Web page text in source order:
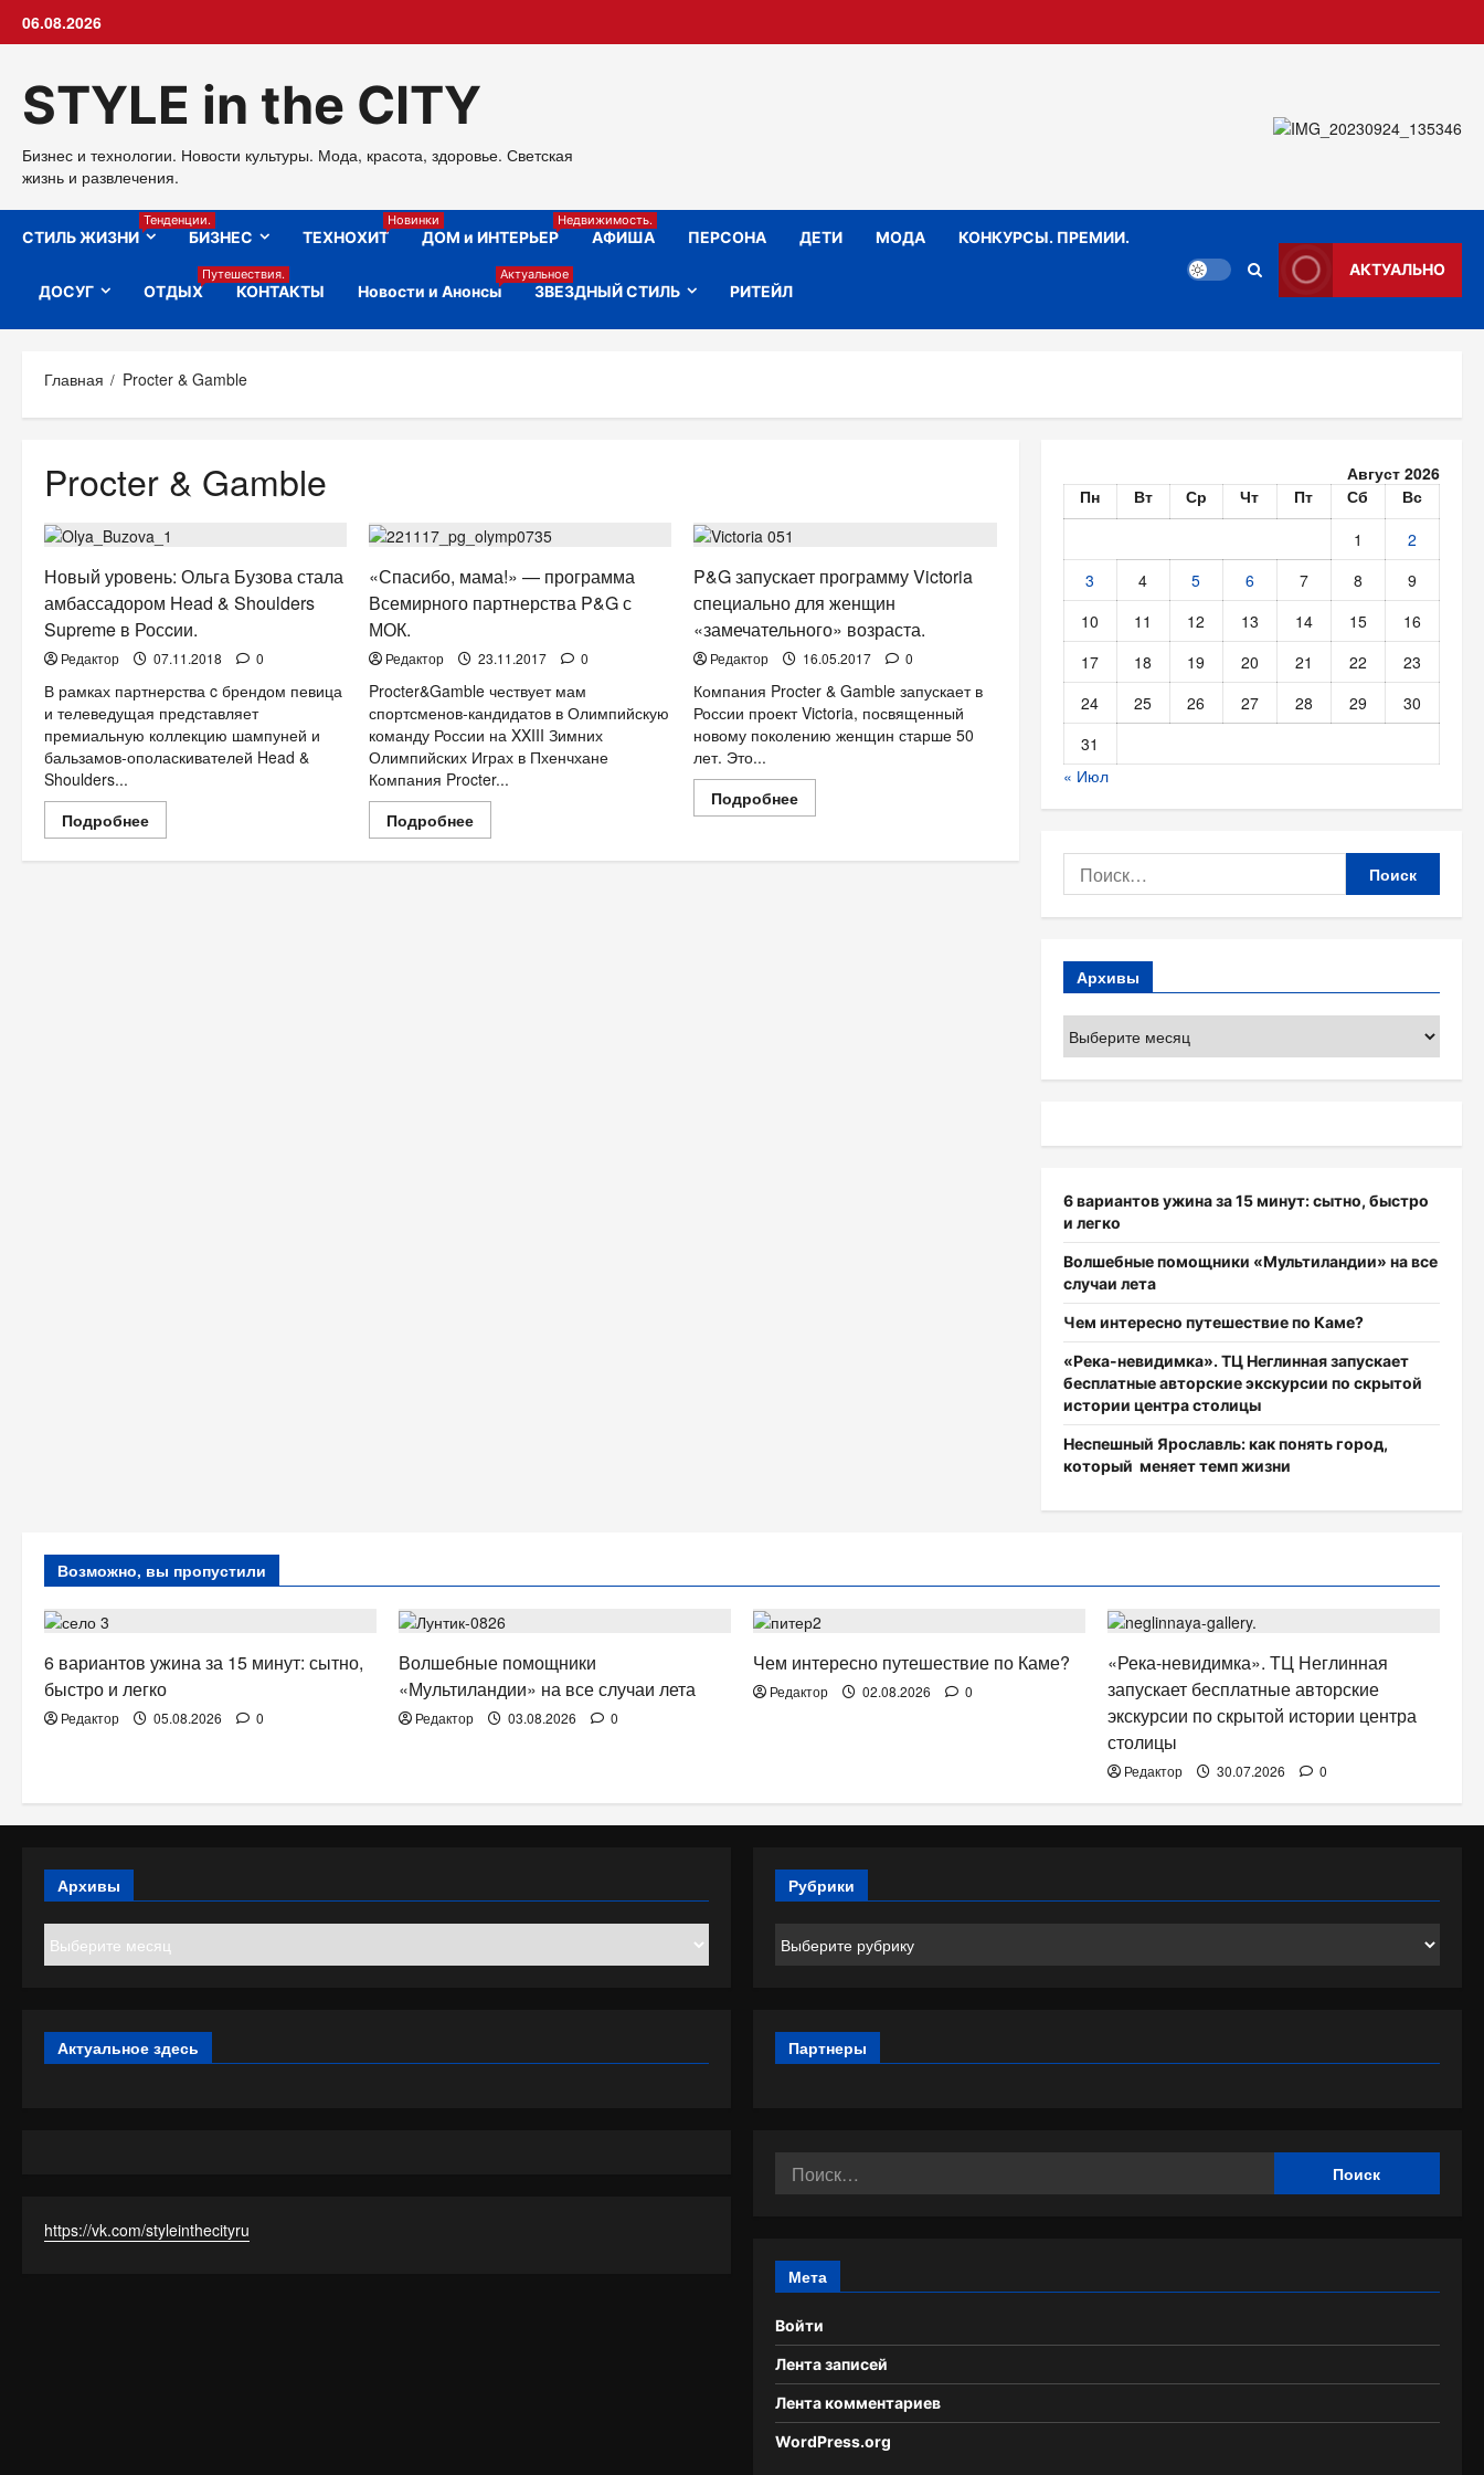
06.08.2026
STYLE in the CITY
Бизнес и технологии. Новости культуры. Мода, красота, здоровье. Светская
жизнь и развлечения.
СТИЛЬ ЖИЗНИ
Тенденции.
БИЗНЕС ТЕХНОХИТ
Новинки
ДОМ и ИНТЕРЬЕР
Недвижимость.
АФИША ПЕРСОНА ДЕТИ МОДА КОНКУРСЫ. ПРЕМИИ.
ДОСУГ ОТДЫХ
Путешествия.
КОНТАКТЫ Новости и Анонсы
Актуальное
ЗВЕЗДНЫЙ СТИЛЬ РИТЕЙЛ
АКТУАЛЬНО
Главная Procter & Gamble
Procter & Gamble
Новый уровень: Ольга Бузова стала
амбассадором Head & Shoulders
Supreme в Росcии.
Редактор 07.11.2018 0
В рамках партнерства c брендом певица
и телеведущая представляет
премиальную коллекцию шампуней и
бальзамов-ополаскивателей Head &
Shoulders...
ПодробнееПрочитать
больше
Новый
«Спасибо, мама!» — программа
Всемирного партнерства P&G с
МОК.
Редактор 23.11.2017 0
Procter&Gamble чествует мам
спортсменов-кандидатов в Олимпийскую
команду России на XXIII Зимних
Олимпийских Играх в Пхенчхане
Компания Procter...
ПодробнееПрочитать
больше
«Спасибо,
P&G запускает программу Victoria
специально для женщин
«замечательного» возраста.
Редактор 16.05.2017 0
Компания Procter & Gamble запускает в
России проект Victoria, посвященный
новому поколению женщин старше 50
лет. Это...
ПодробнееПрочитать
больше
запускает
Август 2026
Пн
Вт Ср Чт Пт Сб
Вс
1
2
3
4 5 6 7 8
9
10
11 12 13 14 15
16
17
18 19 20 21 22
23
24
25 26 27 28 29
30
31
« Июл
Найти:
Архивы
6 вариантов ужина за 15 минут: сытно, быстро
и легко
Волшебные помощники «Мультиландии» на все
случаи лета
Чем интересно путешествие по Каме?
«Река-невидимка». ТЦ Неглинная запускает
бесплатные авторские экскурсии по скрытой
истории центра столицы
Неспешный Ярославль: как понять город,
который меняет темп жизни
Возможно, вы пропустили
ЗДОРОВЬЕ
6 вариантов ужина за 15 минут: сытно,
быстро и легко
Редактор 05.08.2026 0
ТВ. РАДИО. КИНО.
Волшебные помощники
«Мультиландии» на все случаи лета
Редактор 03.08.2026 0
ОТДЫХ. ПУТЕШЕСТВИЯ.
Чем интересно путешествие по Каме?
Редактор 02.08.2026 0
АФИША
«Река-невидимка». ТЦ Неглинная
запускает бесплатные авторские
экскурсии по скрытой истории центра
столицы
Редактор 30.07.2026 0
Архивы
Актуальное здесь
https://vk.com/styleinthecityru
Рубрики
Партнеры
Найти:
Мета
Войти
Лента записей
Лента комментариев
WordPress.org